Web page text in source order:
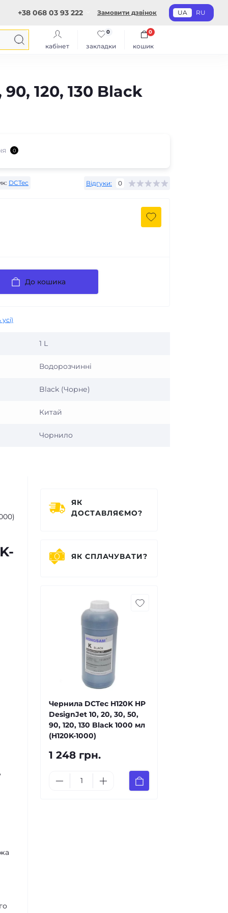
+38 068 03 93 222 Замовити дзвінок UA RU
кабінет закладки
0
кошик
0
120, 130 Black
0
DCTec Відгуки: 0
До кошика
1 L
Водорозчинні
Black (Чорне)
Китай
Чорнило
ЯК
ДОСТАВЛЯЄМО?
ЯК СПЛАЧУВАТИ?
Чернила DCTec H120K HP
DesignJet 10, 20, 30, 50,
90, 120, 130 Black 1000 мл
(H120K-1000)
1 248 грн.